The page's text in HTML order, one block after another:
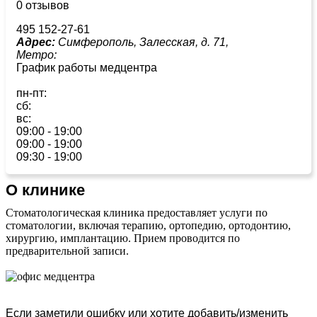
0 отзывов
495 152-27-61
Адрес: Симферополь, Залесская, д. 71,
Метро:
График работы медцентра
пн-пт:
сб:
вс:
09:00 - 19:00
09:00 - 19:00
09:30 - 19:00
О клинике
Стоматологическая клиника предоставляет услуги по
стоматологии, включая терапию, ортопедию, ортодонтию,
хирургию, имплантацию. Прием проводится по
предварительной записи.
Если заметили ошибку или хотите добавить/изменить